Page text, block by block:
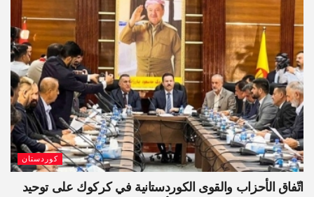
كوردستان
اتّفاق الأحزاب والقوى الكوردستانية في كركوك على توحيد